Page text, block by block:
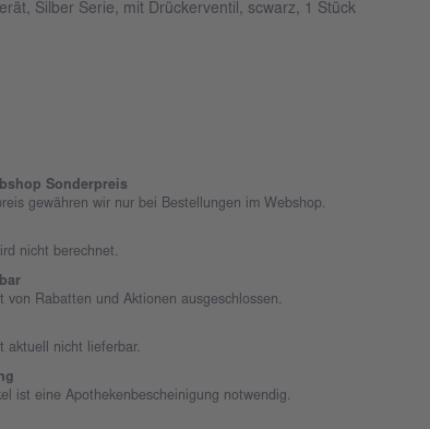
Silber Serie, mit Drückerventil, scwarz, 1 Stück
Sonderpreis
gewähren wir nur bei Bestellungen im Webshop.
nicht berechnet.
von Rabatten und Aktionen ausgeschlossen.
aktuell nicht lieferbar.
ist eine Apothekenbescheinigung notwendig.